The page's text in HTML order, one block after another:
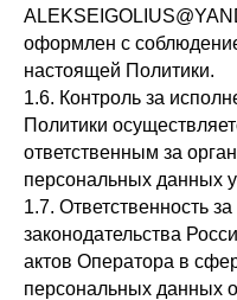
оформлен с
настоящей Политики.
1.6. Контроль за
Политики
ответственным за
персональных данных
1.7. Ответственность
законодательства
актов Оператора в
персональных данных